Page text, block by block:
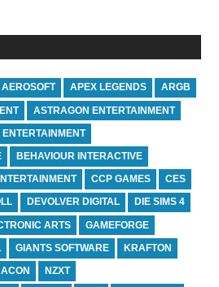
AEROSOFT APEX LEGENDS ARGB
ASTRAGON ENTERTAINMENT
BEHAVIOUR INTERACTIVE
CCP GAMES CES
DEVOLVER DIGITAL DIE SIMS 4
ARTS GAMEFORGE
GIANTS SOFTWARE KRAFTON
NZXT